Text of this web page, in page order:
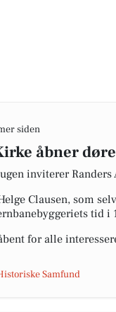
siden
åbner
inviterer
Clausen, som
tid i
for alle
Samfund